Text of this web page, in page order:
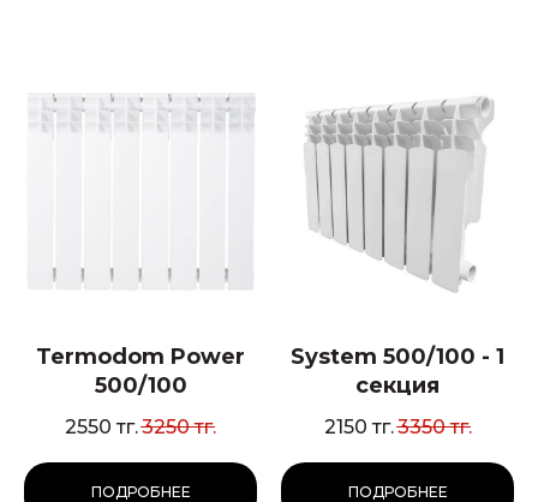
Termodom Power
500/100
2550 тг.3250 тг.
ПОДРОБНЕЕ
System 500/100 - 1
секция
2150 тг.3350 тг.
ПОДРОБНЕЕ